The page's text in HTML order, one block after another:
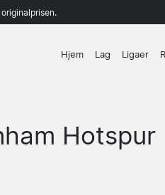
Hjem Lag Ligaer
Hotspur